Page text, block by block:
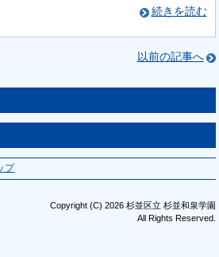
続きを読む
以前の記事へ
プ
Copyright (C) 2026 杉並区立 杉並和泉学園
All Rights Reserved.